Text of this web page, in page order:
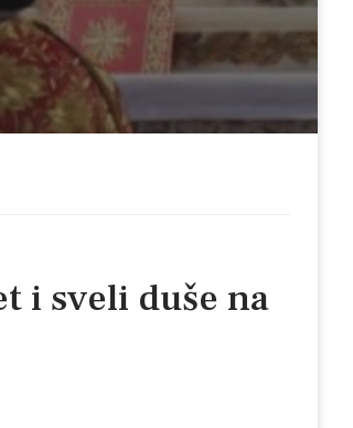
i sveli duše na